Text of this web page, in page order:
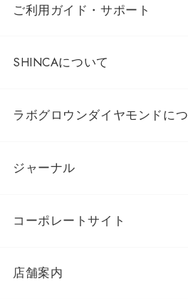
ご利用ガイド・サポート
SHINCAについて
ラボグロウンダイヤモンドに
ジャーナル
コーポレートサイト
店舗案内